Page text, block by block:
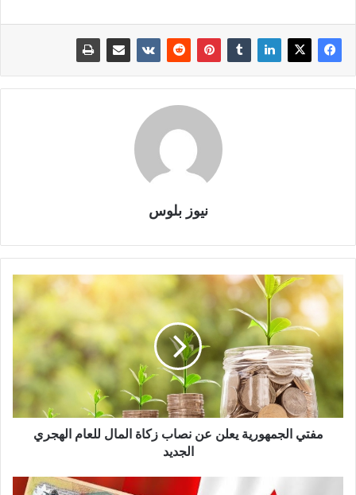
نيوز بلوس
مفتي الجمهورية يعلن عن نصاب زكاة المال للعام الهجري
الجديد